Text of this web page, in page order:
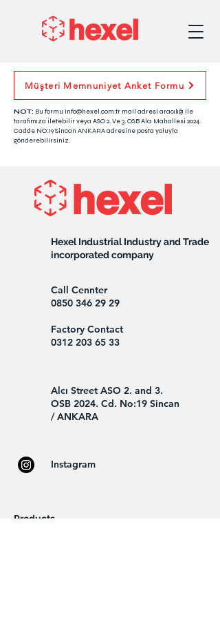
Müşteri Memnuniyet Anket Formu
NOT: Bu formu info@hexel.com.tr mail adresi aracılığı ile
tarafımıza iletebilir veya ASO 2. Ve 3. OSB Alcı Mahallesi 2024.
Cadde NO:19 Sincan ANKARA adresine posta yoluyla
gönderebilirsiniz.
Hexel Industrial Industry and Trade
incorporated company
Call Cennter
0850 346 29 29
Factory Contact
0312 203 65 33
Alcı Street ASO 2. and 3.
OSB 2024. Cd. No:19 Sincan
/ ANKARA
Instagram
Products